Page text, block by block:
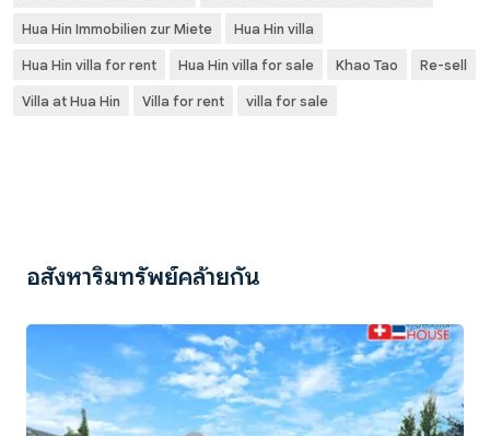
Hua Hin Immobilien zur Miete
Hua Hin villa
Hua Hin villa for rent
Hua Hin villa for sale Khao Tao
Re-sell
Villa at Hua Hin
Villa for rent villa for sale
อสังหาริมทรัพย์คล้ายกัน